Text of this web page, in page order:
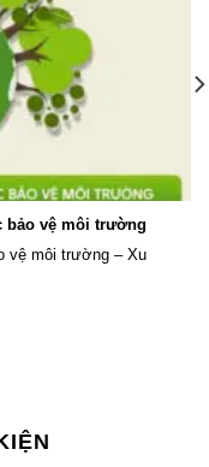
bảo vệ môi trường
vệ môi trường – Xu